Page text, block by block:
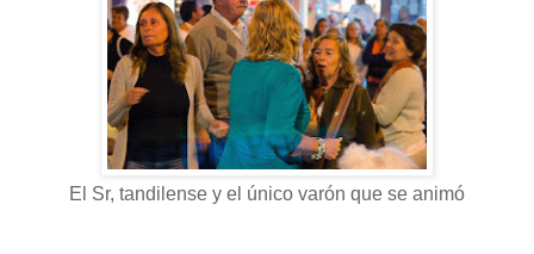
El Sr, tandilense y el único varón que se animó